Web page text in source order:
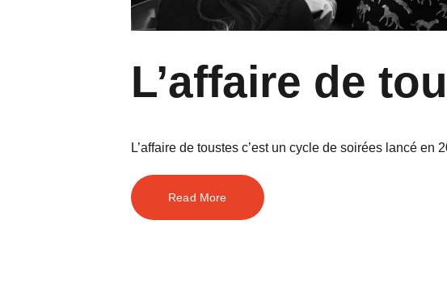
L’affaire de
L’affaire de toustes c’est un cycle de soirées lancé
Read More